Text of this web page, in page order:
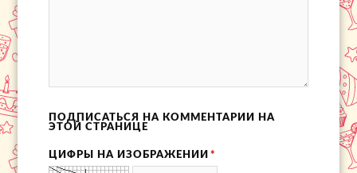
ПОДПИСАТЬСЯ НА КОММЕНТАРИИ НА
ЭТОЙ СТРАНИЦЕ
ЦИФРЫ НА ИЗОБРАЖЕНИИ *